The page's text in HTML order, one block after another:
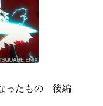
ったもの 後編